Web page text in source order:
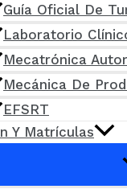
Guía Oficial De
Laboratorio
Mecatrónica
Mecánica De
EFSRT
Y Matrículas